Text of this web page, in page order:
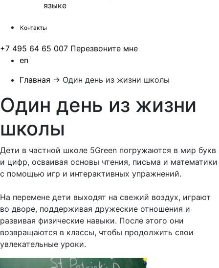
языке
Контакты
+7 495 64 65 007 Перезвоните мне
en
Главная → Один день из жизни школы
Один день из жизни
школы
Дети в частной школе 5Green погружаются в мир букв
и цифр, осваивая основы чтения, письма и математики
с помощью игр и интерактивных упражнений.
На перемене дети выходят на свежий воздух, играют
во дворе, поддерживая дружеские отношения и
развивая физические навыки. После этого они
возвращаются в классы, чтобы продолжить свои
увлекательные уроки.